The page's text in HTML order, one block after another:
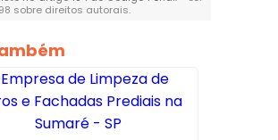
sobre direitos autorais.